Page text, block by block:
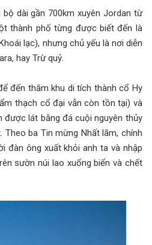
dài gần 700km xuyên Jordan từ
thành phố từng được biết đến là
lạc), nhưng chủ yếu là nơi diễn
hay Trừ quỷ.
đến thăm khu di tích thành cổ Hy
thạch cổ đại vẫn còn tồn tại) và
lát bằng đá cuội nguyên thủy
Theo ba Tin mừng Nhất lãm, chính
đàn ông xuất khỏi anh ta và nhập
sườn núi lao xuống biển và chết